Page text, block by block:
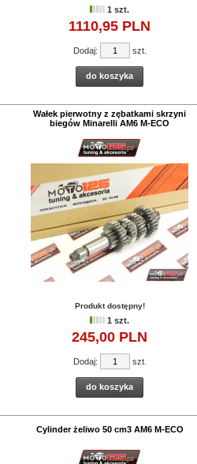
1 szt.
1110,95 PLN
Dodaj: szt.
do koszyka
Wałek pierwotny z zębatkami skrzyni
biegów Minarelli AM6 M-ECO
Produkt dostępny!
1 szt.
245,00 PLN
Dodaj: szt.
do koszyka
Cylinder żeliwo 50 cm3 AM6 M-ECO